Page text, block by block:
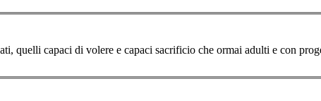
quelli capaci di volere e capaci sacrificio che ormai adulti e con